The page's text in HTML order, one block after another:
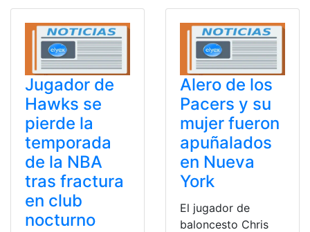
Jugador de
Hawks se
pierde la
temporada
de la NBA
tras fractura
en club
nocturno
Alero de los
Pacers y su
mujer fueron
apuñalados
en Nueva
York
El jugador de
baloncesto Chris